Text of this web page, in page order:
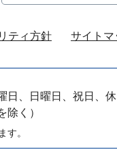
ティ方針 サイトマ
日、日曜日、祝日、休
除く）
す。